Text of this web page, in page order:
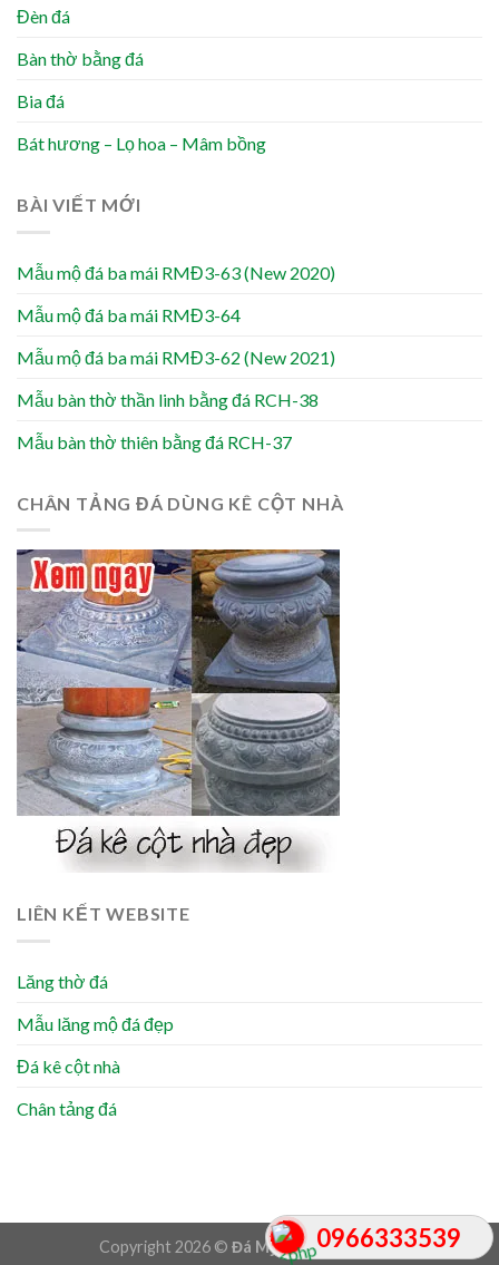
0966333539
Đèn đá
Bàn thờ bằng đá
Bia đá
Bát hương – Lọ hoa – Mâm bồng
BÀI VIẾT MỚI
Mẫu mộ đá ba mái RMĐ3-63 (New 2020)
Mẫu mộ đá ba mái RMĐ3-64
Mẫu mộ đá ba mái RMĐ3-62 (New 2021)
Mẫu bàn thờ thần linh bằng đá RCH-38
Mẫu bàn thờ thiên bằng đá RCH-37
CHÂN TẢNG ĐÁ DÙNG KÊ CỘT NHÀ
LIÊN KẾT WEBSITE
Lăng thờ đá
Mẫu lăng mộ đá đẹp
Đá kê cột nhà
Chân tảng đá
Copyright 2026 © Đá Mỹ Nghệ Lâm Dũng